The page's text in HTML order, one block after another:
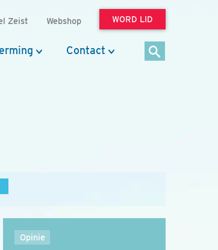
Zeist Webshop WORD LID
Contact
Opinie